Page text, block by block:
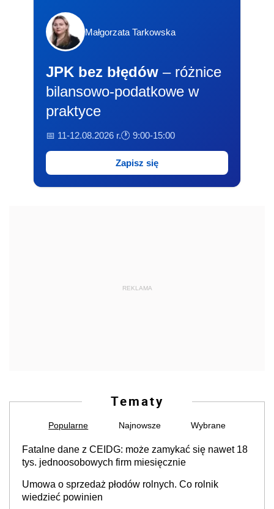
Małgorzata Tarkowska
JPK bez błędów – różnice
bilansowo-podatkowe w
praktyce
📅 11-12.08.2026 r.🕐 9:00-15:00
Zapisz się
REKLAMA
Tematy
Popularne Najnowsze Wybrane
Fatalne dane z CEIDG: może zamykać się nawet 18
tys. jednoosobowych firm miesięcznie
Umowa o sprzedaż płodów rolnych. Co rolnik
wiedzieć powinien